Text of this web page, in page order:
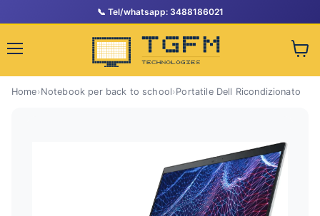
Tel/whatsapp: 3488186021
Home›Notebook per back to school›Portatile Dell Ricondizionato